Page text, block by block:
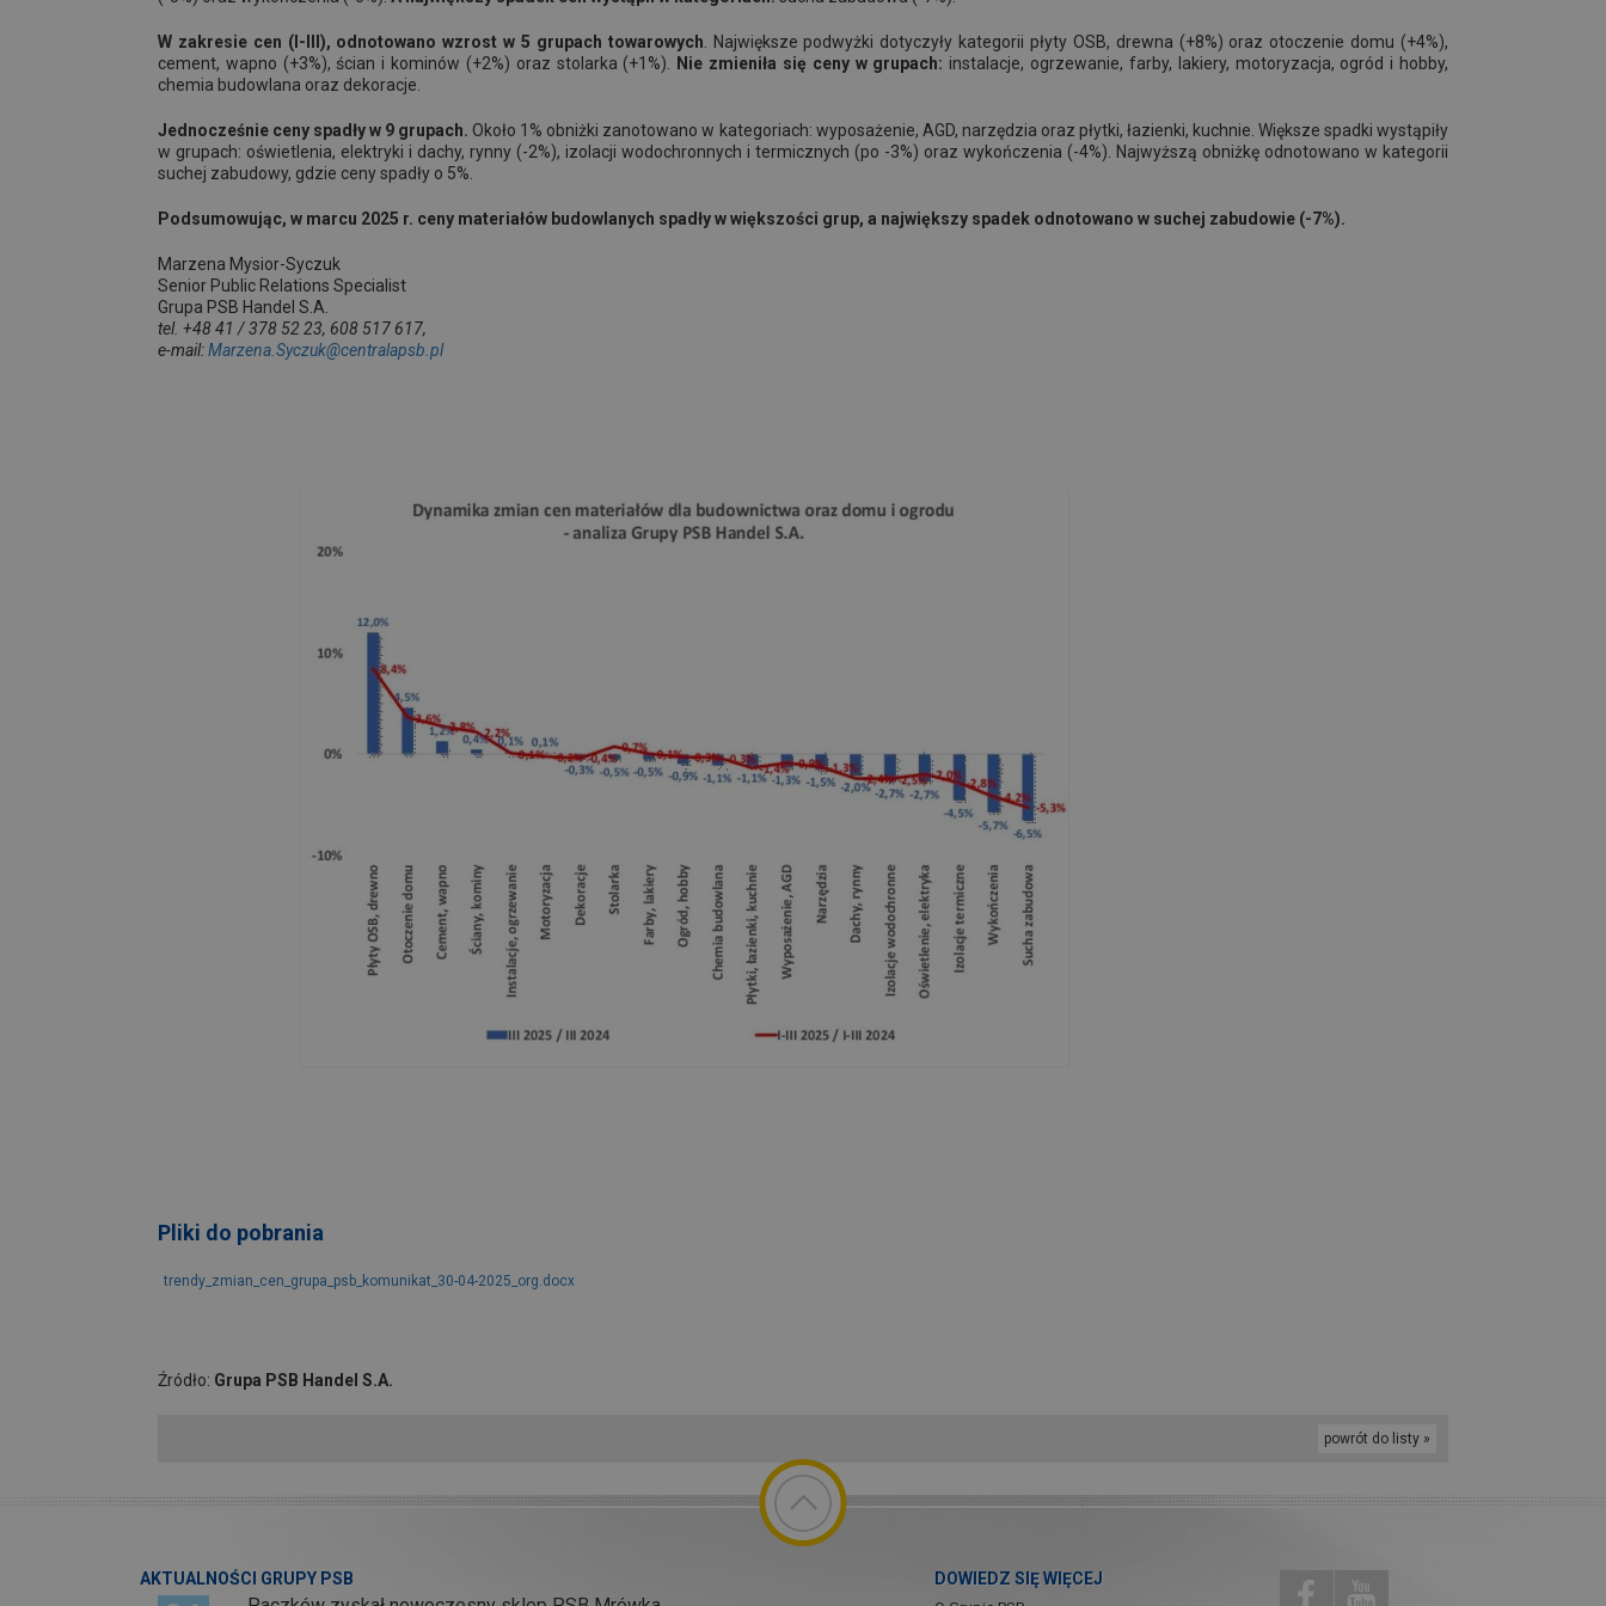
W zakresie cen (I-III), odnotowano wzrost w 5 grupach towarowych . Największe podwyżki dotyczyły kategorii płyty OSB, drewna (+8%) oraz otoczenie domu (+4%),
cement, wapno (+3%), ścian i kominów (+2%) oraz stolarka (+1%).
Nie zmieniła się ceny w grupach: instalacje, ogrzewanie, farby, lakiery, motoryzacja, ogród i hobby,
chemia budowlana oraz dekoracje.
Jednocześnie ceny spadły w 9 grupach. Około 1% obniżki zanotowano w kategoriach: wyposażenie, AGD, narzędzia oraz płytki, łazienki, kuchnie. Większe spadki wystąpiły
w grupach: oświetlenia, elektryki i dachy, rynny (-2%), izolacji wodochronnych i termicznych (po -3%) oraz wykończenia (-4%). Najwyższą obniżkę odnotowano w kategorii
suchej zabudowy, gdzie ceny spadły o 5%.
Podsumowując, w marcu 2025 r. ceny materiałów budowlanych spadły w większości grup, a największy spadek odnotowano w suchej zabudowie (-7%).
Marzena Mysior-Syczuk
Senior Public Relations Specialist
Grupa PSB Handel S.A.
tel. +48 41 / 378 52 23, 608 517 617,
e-mail:Marzena.Syczuk@centralapsb.pl
Pliki do pobrania
trendy_zmian_cen_grupa_psb_komunikat_30-04-2025_org.docx
Źródło: Grupa PSB Handel S.A.
powrót do listy »
AKTUALNOŚCI GRUPY PSB DOWIEDZ SIĘ WIĘCEJ